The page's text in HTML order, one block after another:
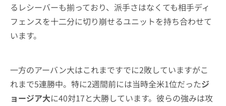
るレシーバーも揃っており、派手さはなくても相手ディ
フェンスを十二分に切り崩せるユニットを持ち合わせて
います。
一方のアーバン大はこれまですでに2敗していますがこ
れまで5連勝中。特に2週間前には当時全米1位だったジ
ョージア大に40対17と大勝しています。彼らの強みは攻